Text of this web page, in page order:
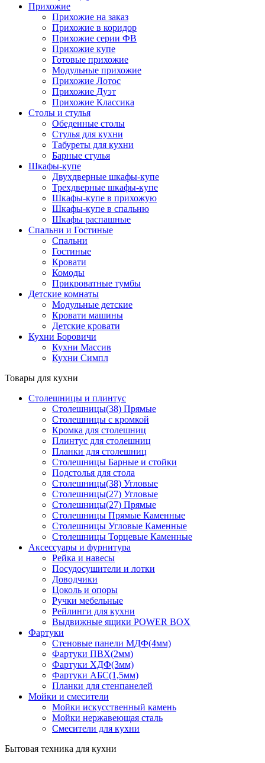
Прихожие
Прихожие на заказ
Прихожие в коридор
Прихожие серии ФВ
Прихожие купе
Готовые прихожие
Модульные прихожие
Прихожие Лотос
Прихожие Дуэт
Прихожие Классика
Столы и стулья
Обеденные столы
Стулья для кухни
Табуреты для кухни
Барные стулья
Шкафы-купе
Двухдверные шкафы-купе
Трехдверные шкафы-купе
Шкафы-купе в прихожую
Шкафы-купе в спальню
Шкафы распашные
Спальни и Гостиные
Спальни
Гостиные
Кровати
Комоды
Прикроватные тумбы
Детские комнаты
Модульные детские
Кровати машины
Детские кровати
Кухни Боровичи
Кухни Массив
Кухни Симпл
Товары для кухни
Столешницы и плинтус
Столешницы(38) Прямые
Столешницы с кромкой
Кромка для столешниц
Плинтус для столешниц
Планки для столешниц
Столешницы Барные и стойки
Подстолья для стола
Столешницы(38) Угловые
Столешницы(27) Угловые
Столешницы(27) Прямые
Столешницы Прямые Каменные
Столешницы Угловые Каменные
Столешницы Торцевые Каменные
Аксессуары и фурнитура
Рейка и навесы
Посудосушители и лотки
Доводчики
Цоколь и опоры
Ручки мебельные
Рейлинги для кухни
Выдвижные ящики POWER BOX
Фартуки
Стеновые панели МДФ(4мм)
Фартуки ПВХ(2мм)
Фартуки ХДФ(3мм)
Фартуки АБС(1,5мм)
Планки для стенпанелей
Мойки и смесители
Мойки искусственный камень
Мойки нержавеющая сталь
Смесители для кухни
Бытовая техника для кухни